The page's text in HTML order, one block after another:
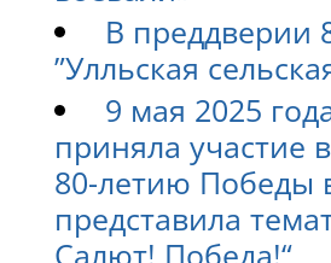
В преддверии
”Улльская
9 мая 2025
приняла участие
80-летию Победы
представила
Салют! Победа!“